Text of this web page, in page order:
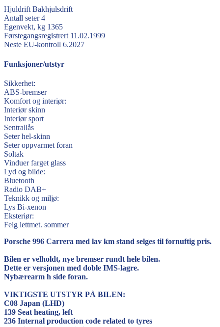
Hjuldrift Bakhjulsdrift
Antall seter 4
Egenvekt, kg 1365
Førstegangsregistrert 11.02.1999
Neste EU-kontroll 6.2027
Funksjoner/utstyr
Sikkerhet:
ABS-bremser
Komfort og interiør:
Interiør skinn
Interiør sport
Sentrallås
Seter hel-skinn
Seter oppvarmet foran
Soltak
Vinduer farget glass
Lyd og bilde:
Bluetooth
Radio DAB+
Teknikk og miljø:
Lys Bi-xenon
Eksteriør:
Felg lettmet. sommer
Porsche 996 Carrera med lav km stand selges til fornuftig pris.
Bilen er velholdt, nye bremser rundt hele bilen.
Dette er versjonen med doble IMS-lagre.
Nybærearm h side foran.
VIKTIGSTE UTSTYR PÅ BILEN:
C08 Japan (LHD)
139 Seat heating, left
236 Internal production code related to tyres